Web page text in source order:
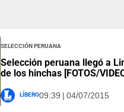
Selección Peruana
Selección peruana llegó a
de los hinchas [FOTOS/
Líbero09:39 | 04/07/2015